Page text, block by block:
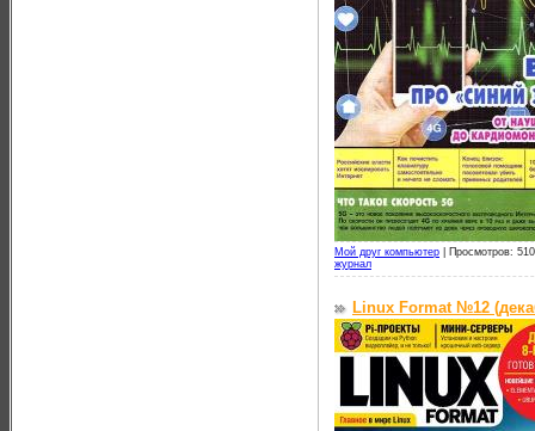
Мой друг компьютер
Просмотров:
журнал
Linux Format №12